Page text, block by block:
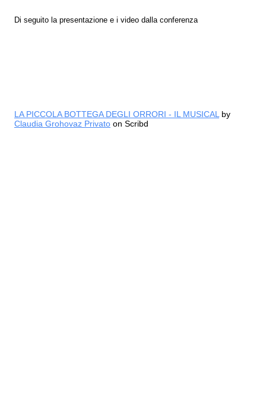
Di seguito la presentazione e i video dalla conferenza
LA PICCOLA BOTTEGA DEGLI ORRORI - IL MUSICAL by
Claudia Grohovaz Privato on Scribd